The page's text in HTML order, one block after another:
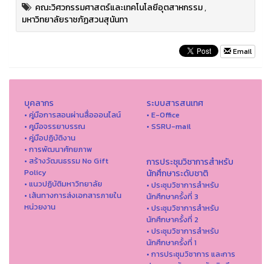
คณะวิศวกรรมศาสตร์และเทคโนโลยีอุตสาหกรรม,
มหาวิทยาลัยราชภัฏสวนสุนันทา
Email
บุคลากร
• คู่มือการสอนผ่านสื่อออนไลน์
• คูมือจรรยาบรรณ
• คู่มือปฏิบัติงาน
• การพัฒนาศักยภาพ
• สร้างวัฒนธรรม No Gift
Policy
• แนวปฏิบัติมหาวิทยาลัย
• เส้นทางการส่งเอกสารภายใน
หน่วยงาน
ระบบสารสนเทศ
• E-Office
• SSRU-mail
การประชุมวิชาการสำหรับ
นักศึกษาระดับชาติ
• ประชุมวิชาการสำหรับ
นักศึกษาครั้งที่ 3
• ประชุมวิชาการสำหรับ
นักศึกษาครั้งที่ 2
• ประชุมวิชาการสำหรับ
นักศึกษาครั้งที่ 1
• การประชุมวิชาการ และการ